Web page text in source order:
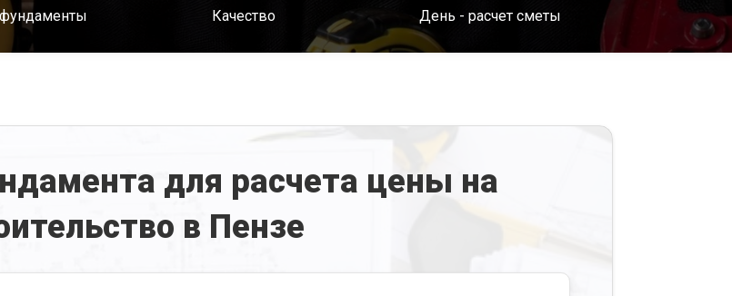
Качество День - расчет сметы
для расчета цены на
в Пензе